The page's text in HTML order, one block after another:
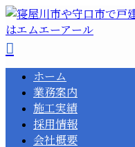
ホーム
業務案内
施工実績
採用情報
会社概要